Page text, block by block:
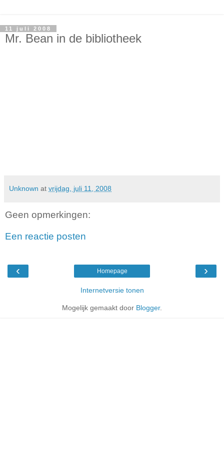
11 juli 2008
Mr. Bean in de bibliotheek
Unknown at vrijdag, juli 11, 2008
Geen opmerkingen:
Een reactie posten
‹ ›
Homepage
Internetversie tonen
Mogelijk gemaakt door Blogger.